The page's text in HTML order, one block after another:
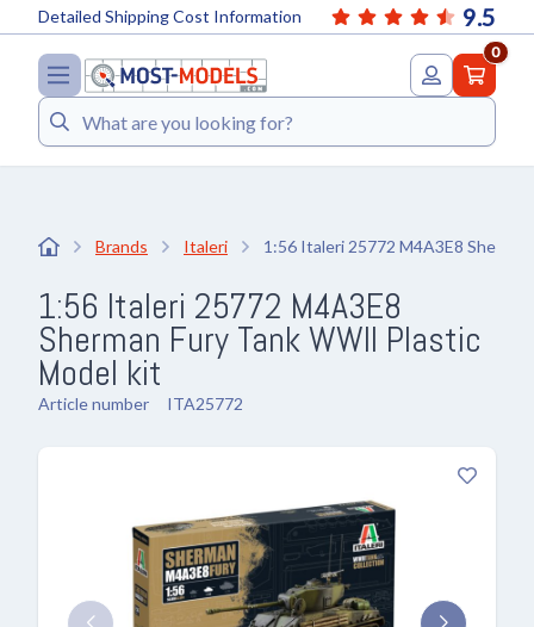
9.5
Detailed Shipping Cost Information
0
Search
Brands Italeri 1:56 Italeri 25772 M4A3E8
1:56 Italeri 25772 M4A3E8
Sherman Fury Tank WWII Plastic
Model kit
Article number ITA25772